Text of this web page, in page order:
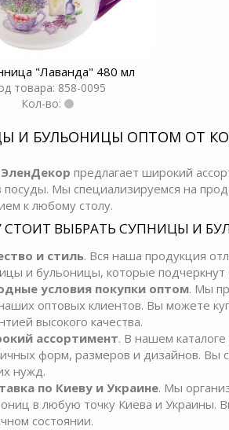
"Лаванда" 480 мл
товара: 858-0095
Кол-во:
И БУЛЬОНИЦЫ ОПТОМ ОТ
ЭленДекор предлагает широкий
посуды. Мы специализируемся на
к любому столу.
ВЫБРАТЬ СУПНИЦЫ И
и стиль. Вся наша продукция
и бульоницы, которые подчеркнут
условия покупки оптом. Мы
оптовых клиентов. Вы можете
высокого качества.
ассортимент. В нашем
форм, размеров и дизайнов. Вы
нужд.
по Киеву и Украине. Мы
в любую точку Киева и Украины.
состоянии.